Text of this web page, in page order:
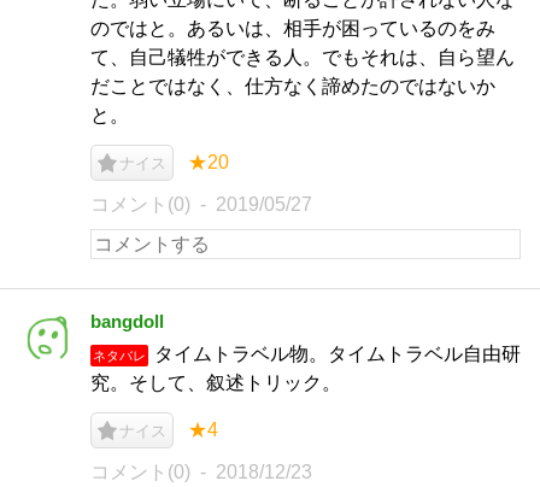
のではと。あるいは、相手が困っているのをみ
て、自己犠牲ができる人。でもそれは、自ら望ん
だことではなく、仕方なく諦めたのではないか
と。
ナイス ★20
コメント(0) 2019/05/27
bangdoll
ネタバレ
タイムトラベル物。タイムトラベル自由研
究。そして、叙述トリック。
ナイス ★4
コメント(0) 2018/12/23